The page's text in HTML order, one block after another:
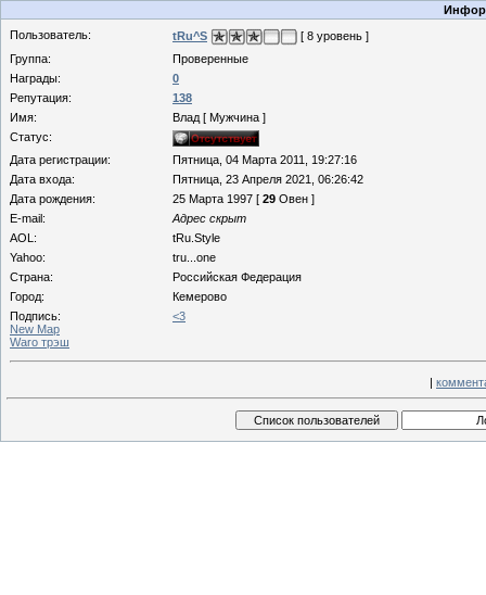
Пользователь:
tRu^S
[ 8 уровень ]
Группа:
Проверенные
Награды:
0
Репутация:
138
Имя:
Влад [ Мужчина ]
Статус:
Дата регистрации:
Пятница, 04 Марта 2011, 19:27:16
Дата входа:
Пятница, 23 Апреля 2021, 06:26:42
Дата рождения:
25 Марта 1997 [ 29 Овен ]
E-mail:
Адрес скрыт
AOL:
tRu.Style
Yahoo:
tru...one
Страна:
Российская Федерация
Город:
Кемерово
Подпись:
<3
New Map
Waro трэш
|